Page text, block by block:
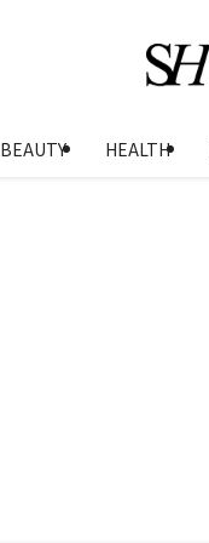
BEAUTY HEALTH